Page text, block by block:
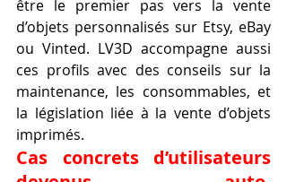
être le premier pas vers la vente
d’objets personnalisés sur Etsy, eBay
ou Vinted. LV3D accompagne aussi
ces profils avec des conseils sur la
maintenance, les consommables, et
la législation liée à la vente d’objets
imprimés.
Cas concrets d’utilisateurs